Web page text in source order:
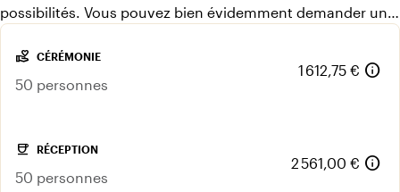
possibilités. Vous pouvez bien évidemment demander un
devis gratuit.
volunteer_activism CÉRÉMONIE
50 personnes
1 612,75 € info
coffee RÉCEPTION
50 personnes
2 561,00 € info